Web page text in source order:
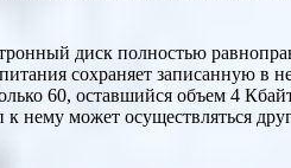
диск полностью
сохраняет записанную в
60, оставшийся объем 4
к нему может осуществляться